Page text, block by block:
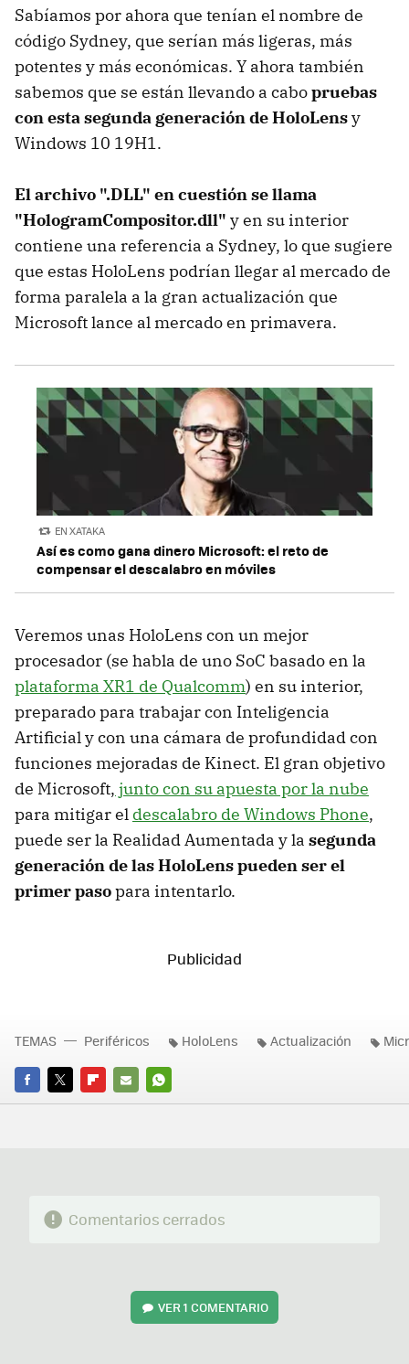
Sabíamos por ahora que tenían el nombre de
código Sydney, que serían más ligeras, más
potentes y más económicas. Y ahora también
sabemos que se están llevando a cabopruebas
con esta segunda generación de HoloLensy
Windows 10 19H1.
El archivo ".DLL" en cuestión se llama
"HologramCompositor.dll" y en su interior
contiene una referencia a Sydney, lo que sugiere
que estas HoloLens podrían llegar al mercado de
forma paralela a la gran actualización que
Microsoft lance al mercado en primavera.
EN XATAKA
Así es como gana dinero Microsoft: el reto de
compensar el descalabro en móviles
Veremos unas HoloLens con un mejor
procesador (se habla de uno SoC basado en la
plataforma XR1 de Qualcomm) en su interior,
preparado para trabajar con Inteligencia
Artificial y con una cámara de profundidad con
funciones mejoradas de Kinect. El gran objetivo
de Microsoft, junto con su apuesta por la nube
para mitigar el descalabro de Windows Phone,
puede ser la Realidad Aumentada y la segunda
generación de las HoloLens pueden ser el
primer pasopara intentarlo.
FACEBOOK
TWITTERFLIPBOARD
E-
WHATSAPP
TEMAS Periféricos HoloLens Actualización
Comentarios cerrados
VER1 COMENTARIO